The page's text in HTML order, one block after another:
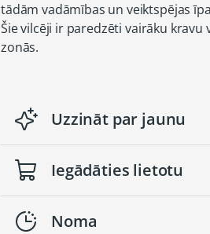
tādām vadāmības un veiktspējas
Šie vilcēji ir paredzēti vairāku kravu
zonās.
Uzzināt par jaunu
Iegādāties lietotu
Noma